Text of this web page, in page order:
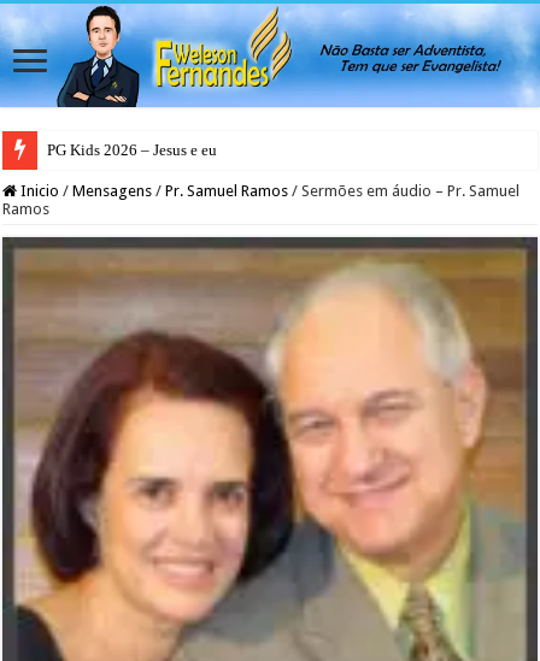
PG Kids 2026 – Jesus e eu
PG Teens 2026 – A Luz do Mundo
Inicio / Mensagens / Pr. Samuel Ramos / Sermões em áudio – Pr. Samuel
Ramos